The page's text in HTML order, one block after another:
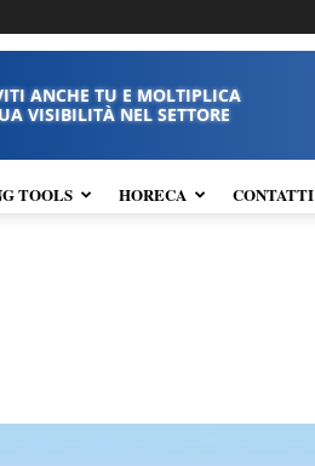
ANCHE TU E MOLTIPLICA
VISIBILITÀ NEL SETTORE
TOOLS HORECA CONTATTI